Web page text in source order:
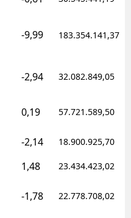
-9,99 183.354.141,37
-2,94 32.082.849,05
0,19 57.721.589,50
-2,14 18.900.925,70
1,48 23.434.423,02
-1,78 22.778.708,02